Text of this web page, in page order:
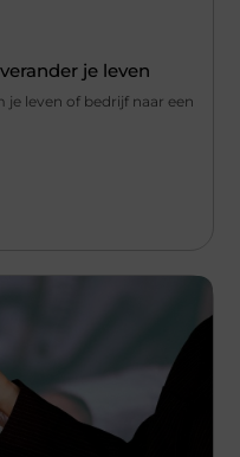
je leven
je leven of bedrijf naar een